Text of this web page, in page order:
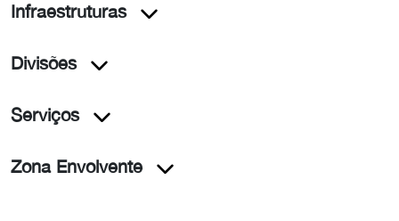
Infraestruturas
Divisões
Serviços
Zona Envolvente